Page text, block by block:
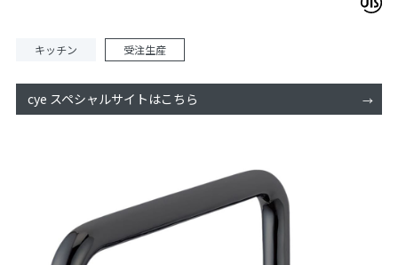
キッチン 受注生産
cye スペシャルサイトはこちら